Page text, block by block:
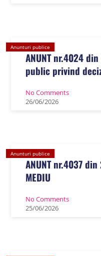
Anunturi publice
ANUNT nr.4024
public privind
No Comments
26/06/2026
Anunturi publice
ANUNT nr.4037
MEDIU
No Comments
25/06/2026